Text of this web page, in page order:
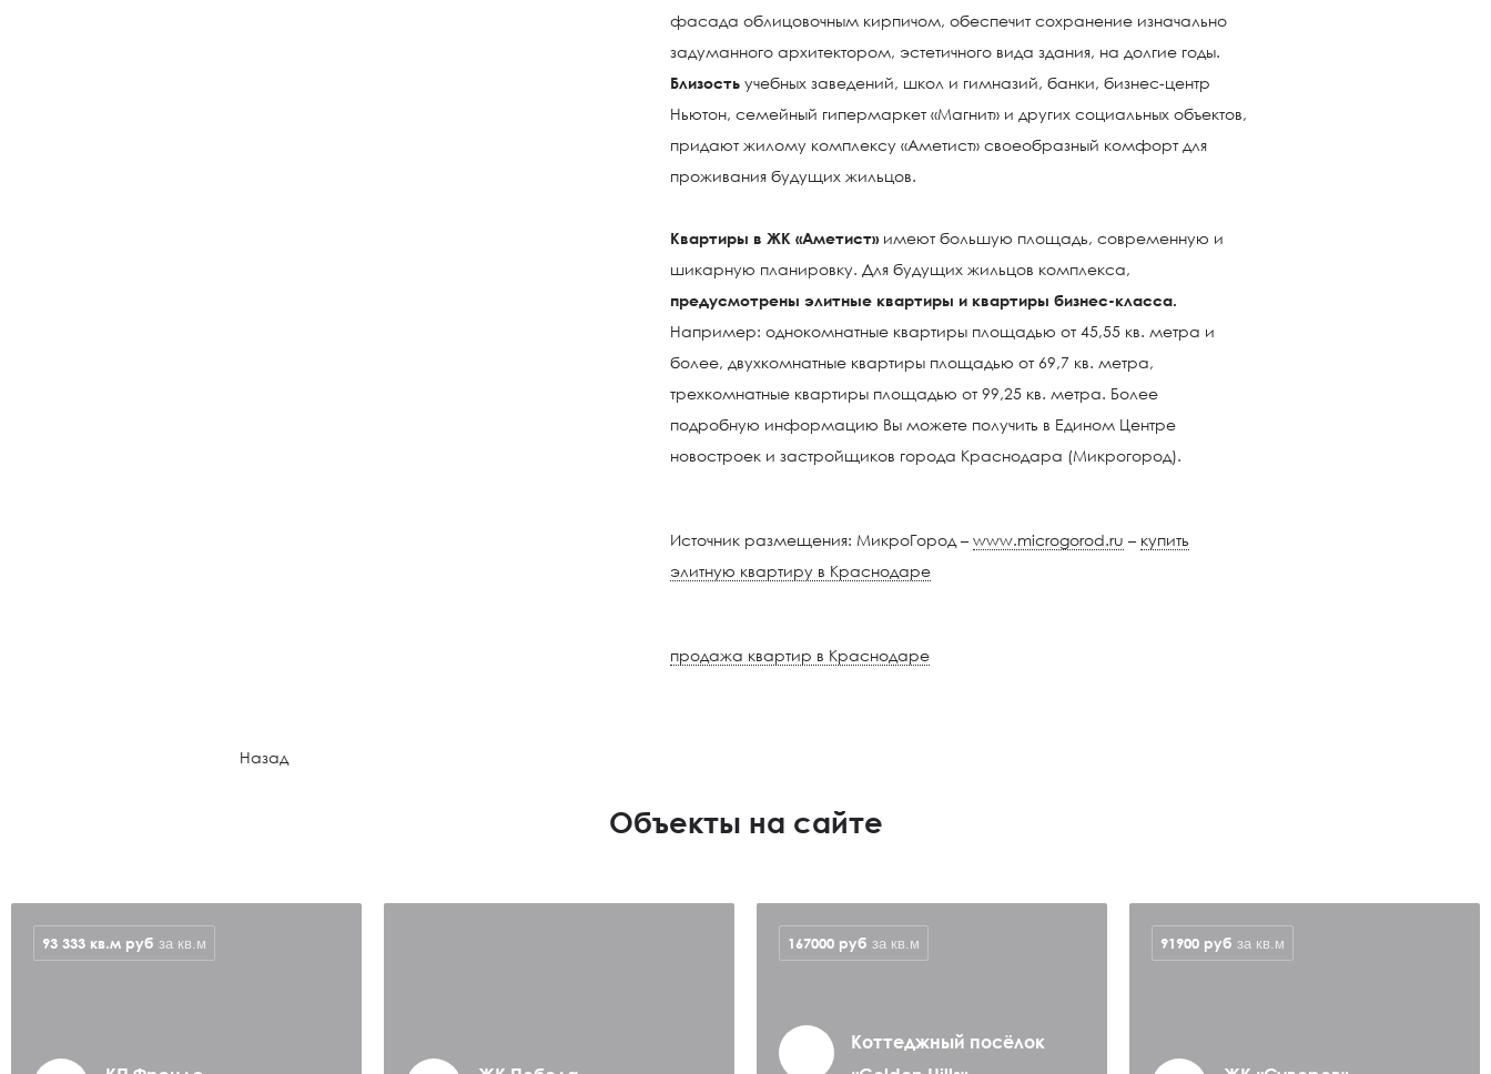
фасада облицовочным кирпичом, обеспечит сохранение изначально
задуманного архитектором, эстетичного вида здания, на долгие годы.
Близость учебных заведений, школ и гимназий, банки, бизнес-центр
Ньютон, семейный гипермаркет «Магнит» и других социальных объектов,
придают жилому комплексу «Аметист» своеобразный комфорт для
проживания будущих жильцов.
Квартиры в ЖК «Аметист»имеют большую площадь, современную и
шикарную планировку. Для будущих жильцов комплекса,
предусмотрены элитные квартиры и квартиры бизнес-класса.
Например: однокомнатные квартиры площадью от 45,55 кв. метра и
более, двухкомнатные квартиры площадью от 69,7 кв. метра,
трехкомнатные квартиры площадью от 99,25 кв. метра. Более
подробную информацию Вы можете получить в Едином Центре
новостроек и застройщиков города Краснодара (Микрогород).
Источник размещения: МикроГород –www.microgorod.ru – купить
элитную квартиру в Краснодаре
продажа квартир в Краснодаре
Назад
Объекты на сайте
93 333 кв.м руб за кв.м
Коттеджный посёлок
167000 руб за кв.м 91900 руб за кв.м